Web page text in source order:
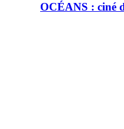
OCÉANS : ciné